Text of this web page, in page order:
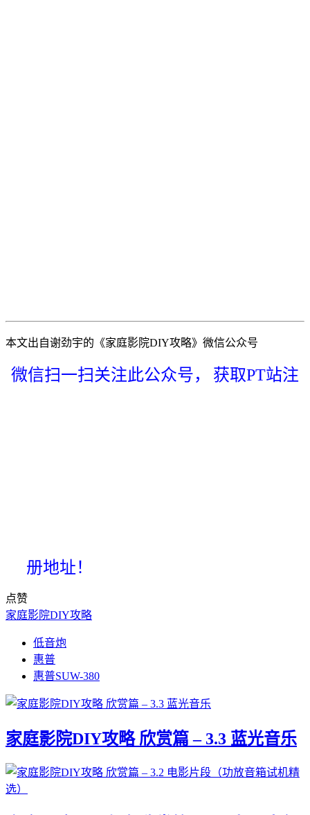
本文出自谢劲宇的《家庭影院DIY攻略》微信公众号
微信扫一扫关注此公众号， 获取PT站注
册地址！
点赞
家庭影院DIY攻略
低音炮
惠普
惠普SUW-380
家庭影院DIY攻略 欣赏篇 – 3.3 蓝光音乐